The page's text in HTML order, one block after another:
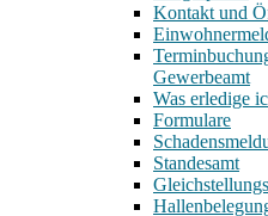
Kontakt und
Gewerbeamt
Was erledige
Formulare
Standesamt